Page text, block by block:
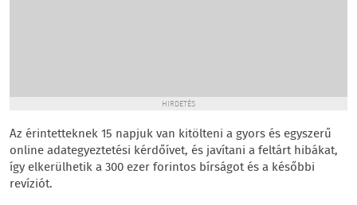
HIRDETÉS
Az érintetteknek 15 napjuk van kitölteni a gyors és egyszerű
online adategyeztetési kérdőívet, és javítani a feltárt hibákat,
így elkerülhetik a 300 ezer forintos bírságot és a későbbi
revíziót.